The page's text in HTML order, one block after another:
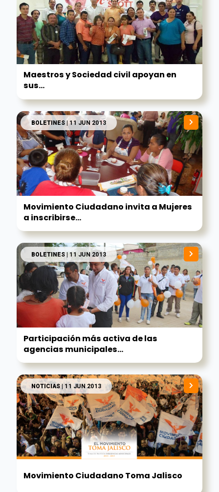
Maestros y Sociedad civil apoyan en
sus...
BOLETINES| 11 JUN 2013
Movimiento Ciudadano invita a Mujeres
a inscribirse...
BOLETINES| 11 JUN 2013
Participación más activa de las
agencias municipales...
NOTICIAS| 11 JUN 2013
Movimiento Ciudadano Toma Jalisco